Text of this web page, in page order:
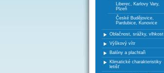
Liberec, Karlovy Vary,
Plzeň
České Budějovice,
Pardubice, Kunovice
Oblačnost, srážky, vlhkost
Výškový vítr
Balóny a plachtaři
Klimatické charakteristiky
letišť